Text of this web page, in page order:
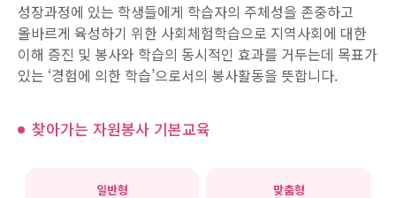
성장과정에 있는 학생들에게 학습자의 주체성을 존중하고
올바르게 육성하기 위한 사회체험학습으로 지역사회에 대한
이해 증진 및 봉사와 학습의 동시적인 효과를 거두는데 목표가
있는 ‘경험에 의한 학습’으로서의 봉사활동을 뜻합니다.
찾아가는 자원봉사 기본교육
일반형 맞춤형